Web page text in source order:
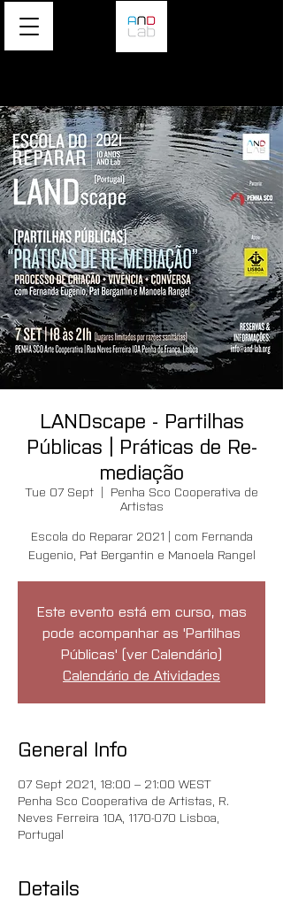
LANDscape - Partilhas
Públicas | Práticas de Re-
mediação
Tue 07 Sept
  |
Penha Sco Cooperativa de
Artistas
Escola do Reparar 2021 | com Fernanda
Eugenio, Pat Bergantin e Manoela Rangel
Este evento está em curso, mas
pode acompanhar as 'Partilhas
Públicas' (ver Calendário)
Calendário de Atividades
General Info
07 Sept 2021, 18:00 – 21:00 WEST
Penha Sco Cooperativa de Artistas, R.
Neves Ferreira 10A, 1170-070 Lisboa,
Portugal
Details